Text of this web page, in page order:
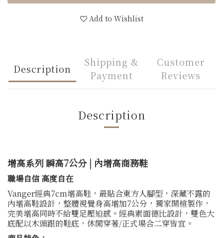
Add to Wishlist
Description
Shipping &
Payment
Customer
Reviews
Description
增高系列 瞬高7公分 | 內增高商務鞋
職場自信 高度自在
Vanger經典7cm增高鞋，最貼合東方人腳型，深藏不露的
內增高鞋設計，整體視覺身高增加7公分，獨家開楦製作，
完美增高同時不給雙足壓迫感。經典素面德比設計，雙色大
底配以木頭跟的鞋底，休閒穿著/正式場合二穿皆宜。